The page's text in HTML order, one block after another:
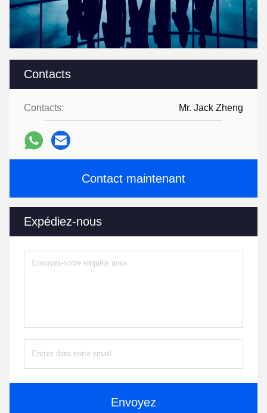
Contacts
Contacts: Mr. Jack Zheng
Contact maintenant
Expédiez-nous
Envoyez